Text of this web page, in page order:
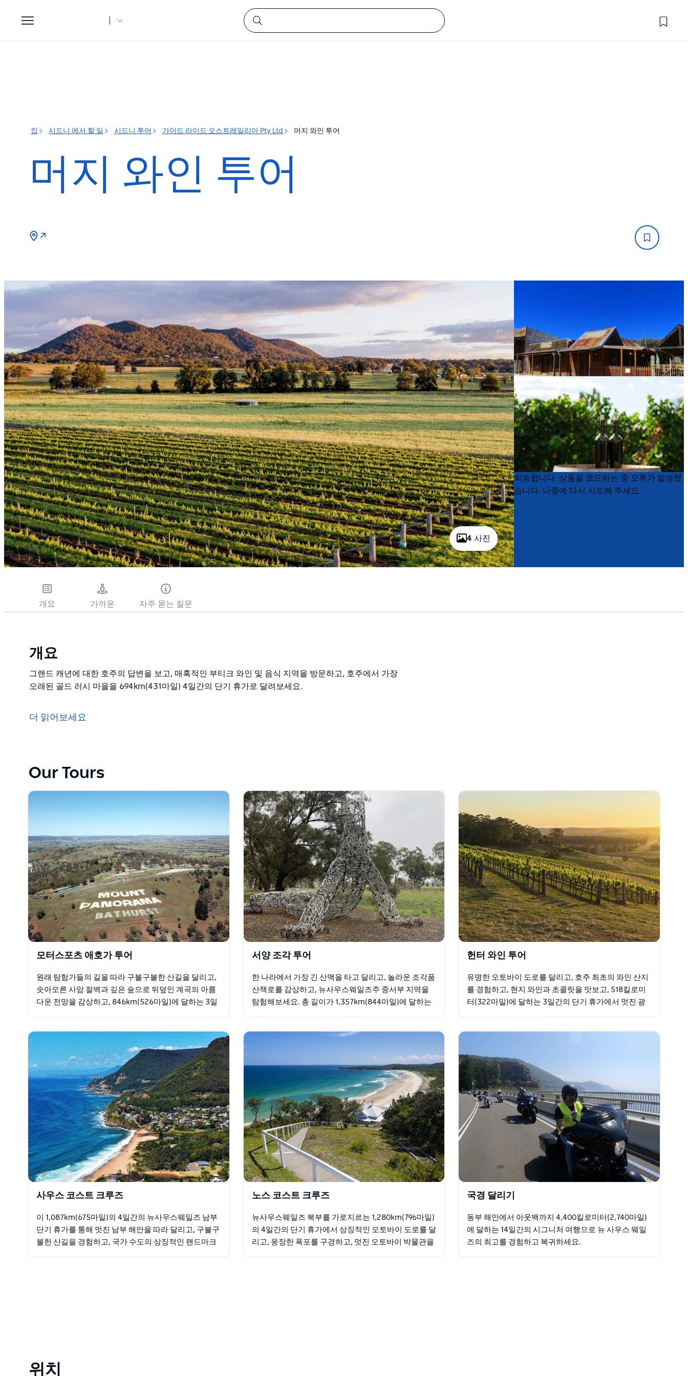
Toggle
navigation
집 시드니 에서 할 일 시드니 투어 가이드 라이드 오스트레일리아 Pty Ltd 머지 와인 투어
머지 와인 투어
4 사진
Product
List
Product
List
죄송합니다. 상품을 로드하는 중 오류가 발생했
습니다. 나중에 다시 시도해 주세요.
개요 가까운 자주 묻는 질문
개요
그랜드 캐년에 대한 호주의 답변을 보고, 매혹적인 부티크 와인 및 음식 지역을 방문하고, 호주에서 가장
오래된 골드 러시 마을을 694km(431마일) 4일간의 단기 휴가로 달려보세요.
오래된 골드 러시 마을을 694km(431마일) 4일간의 단기 휴가로 달려보세요.
더 읽어보세요
Our Tours
모터스포츠 애호가 투어
원래 탐험가들의 길을 따라 구불구불한 산길을 달리고,
솟아오른 사암 절벽과 깊은 숲으로 뒤덮인 계곡의 아름
다운 전망을 감상하고, 846km(526마일)에 달하는 3일
서양 조각 투어
한 나라에서 가장 긴 산맥을 타고 달리고, 놀라운 조각품
산책로를 감상하고, 뉴사우스웨일즈주 중서부 지역을
탐험해보세요. 총 길이가 1,357km(844마일)에 달하는
헌터 와인 투어
유명한 오토바이 도로를 달리고, 호주 최초의 와인 산지
를 경험하고, 현지 와인과 초콜릿을 맛보고, 518킬로미
터(322마일)에 달하는 3일간의 단기 휴가에서 멋진 광
사우스 코스트 크루즈
이 1,087km(675마일)의 4일간의 뉴사우스웨일즈 남부
단기 휴가를 통해 멋진 남부 해안을 따라 달리고, 구불구
불한 산길을 경험하고, 국가 수도의 상징적인 랜드마크
노스 코스트 크루즈
뉴사우스웨일즈 북부를 가로지르는 1,280km(796마일)
의 4일간의 단기 휴가에서 상징적인 오토바이 도로를 달
리고, 웅장한 폭포를 구경하고, 멋진 오토바이 박물관을
국경 달리기
동부 해안에서 아웃백까지 4,400킬로미터(2,740마일)
에 달하는 14일간의 시그니처 여행으로 뉴 사우스 웨일
즈의 최고를 경험하고 복귀하세요.
위치